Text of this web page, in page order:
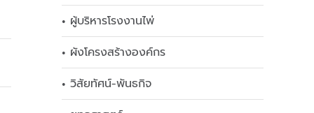
ผู้บริหารโรงงานไพ่
ผังโครงสร้างองค์กร
วิสัยทัศน์-พันธกิจ